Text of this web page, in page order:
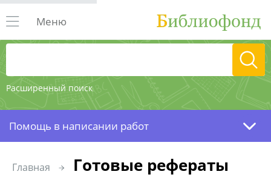
Расширенный поиск
Меню
Помощь в написании работ
Главная Готовые рефераты